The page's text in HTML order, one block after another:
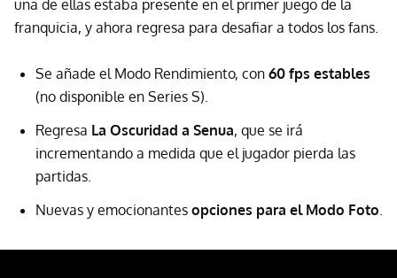
una de ellas estaba presente en el primer juego de la
franquicia, y ahora regresa para desafiar a todos los fans.
Se añade el Modo Rendimiento, con 60 fps estables
(no disponible en Series S).
Regresa La Oscuridad a Senua, que se irá
incrementando a medida que el jugador pierda las
partidas.
Nuevas y emocionantes opciones para el Modo Foto.